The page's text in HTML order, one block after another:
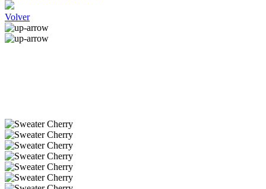
Volver